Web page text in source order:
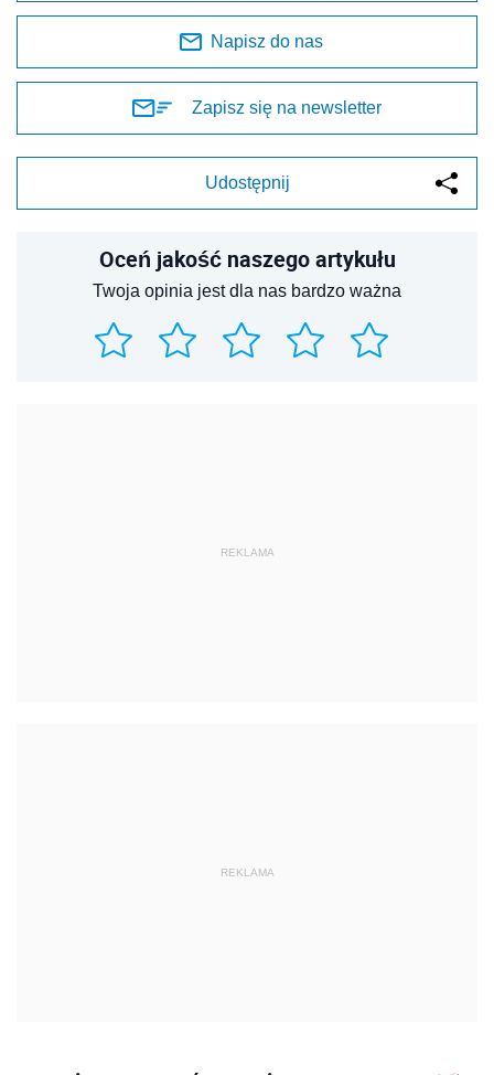
Napisz do nas
Zapisz się na newsletter
Udostępnij
Oceń jakość naszego artykułu
Twoja opinia jest dla nas bardzo ważna
REKLAMA
REKLAMA